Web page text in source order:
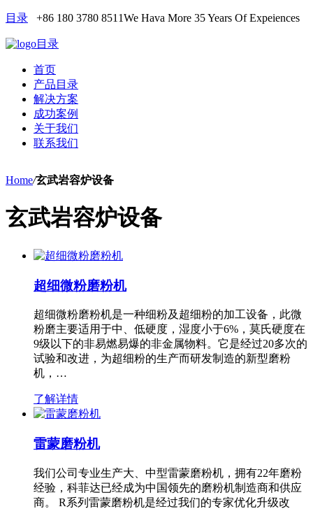
目录 +86 180 3780 8511We Hava More 35 Years Of Expeiences
目录
首页
产品目录
解决方案
成功案例
关于我们
联系我们
Home/玄武岩容炉设备
玄武岩容炉设备
超细微粉磨粉机
超细微粉磨粉机是一种细粉及超细粉的加工设备，此微
粉磨主要适用于中、低硬度，湿度小于6%，莫氏硬度在
9级以下的非易燃易爆的非金属物料。它是经过20多次的
试验和改进，为超细粉的生产而研发制造的新型磨粉
机，…
了解详情
雷蒙磨粉机
我们公司专业生产大、中型雷蒙磨粉机，拥有22年磨粉
经验，科菲达已经成为中国领先的磨粉机制造商和供应
商。 R系列雷蒙磨粉机是经过我们的专家优化升级改